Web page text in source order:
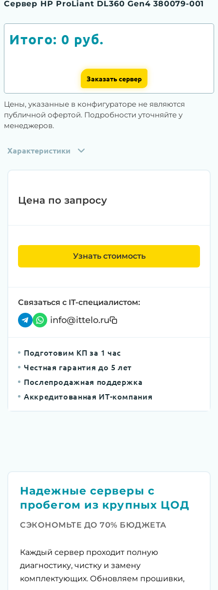
Сервер HP ProLiant DL360 Gen4 380079-001
Итого: 0 руб.
Заказать сервер
Цены, указанные в конфигураторе не являются
публичной офертой. Подробности уточняйте у
менеджеров.
Характеристики
Цена по запросу
Узнать стоимость
Связаться с IT-специалистом:
info@ittelo.ru
Подготовим КП за 1 час
Честная гарантия до 5 лет
Послепродажная поддержка
Аккредитованная ИТ-компания
Надежные серверы с
пробегом из крупных ЦОД
СЭКОНОМЬТЕ ДО 70% БЮДЖЕТА
Каждый сервер проходит полную
диагностику, чистку и замену
комплектующих. Обновляем прошивки,